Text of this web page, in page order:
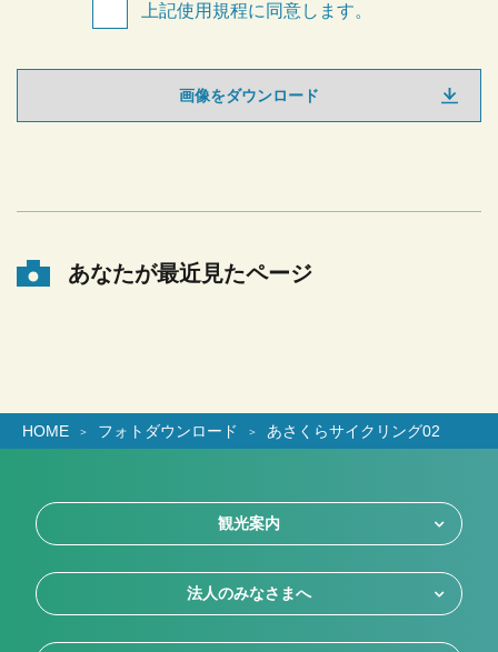
上記使用規程に同意します。
画像をダウンロード
あなたが最近見たページ
HOME フォトダウンロード あさくらサイクリング02
観光案内
法人のみなさまへ